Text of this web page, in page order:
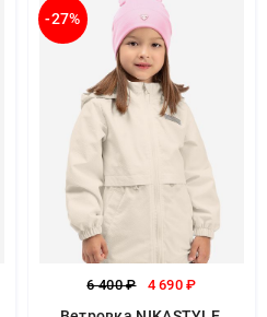
-27%
6 400 ₽ 4 690 ₽